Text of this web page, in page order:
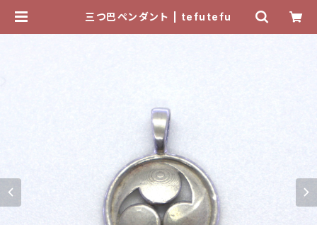
三つ巴ペンダント | tefutefu